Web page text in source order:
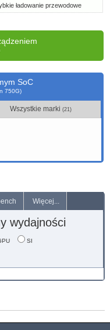
ładowanie przewodowe
SoC
750G)
Wszystkie marki (21)
Więcej...
wydajności
SI